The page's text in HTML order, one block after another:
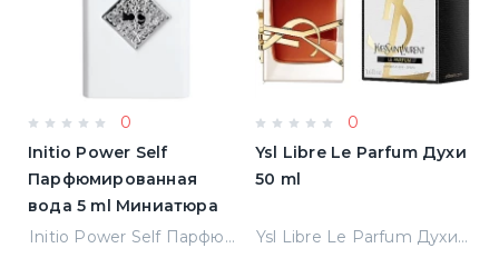
0
Initio Power Self
Парфюмированная
вода 5 ml Миниатюра
Initio Power Self Парфюмированная вода 5 ml Миниатюра
0
Ysl Libre Le Parfum Духи
50 ml
Ysl Libre Le Parfum Духи 50 ml